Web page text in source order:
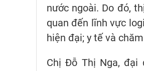
nước ngoài. Do đó,
quan đến lĩnh vực
hiện đại; y tế và
Chị Đỗ Thị Nga, đại